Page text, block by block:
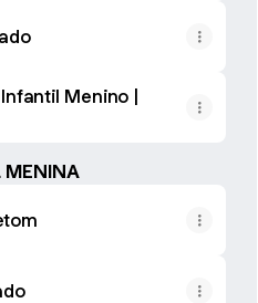
Menino |
MENINA